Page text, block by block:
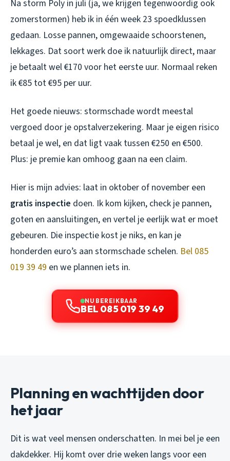
Na storm Poly in juli (ja, we krijgen tegenwoordig ook
zomerstormen) heb ik in één week 23 spoedklussen
gedaan. Losse pannen, omgewaaide schoorstenen,
lekkages. Dat soort werk doe ik natuurlijk direct, maar
je betaalt wel €170 voor het eerste uur. Normaal reken
ik €85 tot €95 per uur.
Het goede nieuws: stormschade wordt meestal
vergoed door je opstalverzekering. Maar je eigen risico
betaal je wel, en dat ligt vaak tussen €250 en €500.
Plus: je premie kan omhoog gaan na een claim.
Hier is mijn advies: laat in oktober of november een
gratis inspectie doen. Ik kom kijken, check je pannen,
goten en aansluitingen, en vertel je eerlijk wat er moet
gebeuren. Die inspectie kost je niks, en kan je
honderden euro’s aan stormschade schelen. Bel 085
019 39 49 en we plannen iets in.
NU BEREIKBAAR
BEL 085 019 39 49
Planning en wachttijden door
het jaar
Dit is wat veel mensen onderschatten. In mei bel je een
dakdekker. Hij komt over drie weken langs voor een